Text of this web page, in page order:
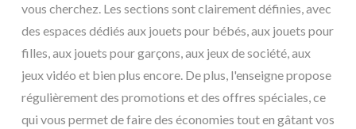
vous cherchez. Les sections sont clairement définies, avec
des espaces dédiés aux jouets pour bébés, aux jouets pour
filles, aux jouets pour garçons, aux jeux de société, aux
jeux vidéo et bien plus encore. De plus, l'enseigne propose
régulièrement des promotions et des offres spéciales, ce
qui vous permet de faire des économies tout en gâtant vos